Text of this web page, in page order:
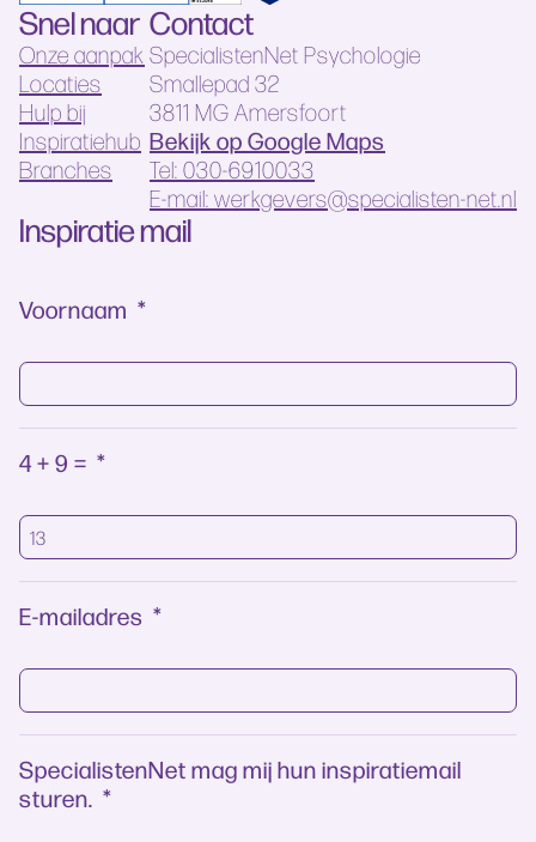
Snel naar
Onze aanpak
Locaties
Hulp bij
Inspiratiehub
Branches
Contact
SpecialistenNet Psychologie
Smallepad 32
3811 MG Amersfoort
Bekijk op Google Maps
Tel: 030-6910033
E-mail: werkgevers@specialisten-net.nl
Inspiratie mail
Voornaam *
4 + 9 = *
E-mailadres *
SpecialistenNet mag mij hun inspiratiemail
sturen. *